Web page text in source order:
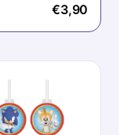
€3,90